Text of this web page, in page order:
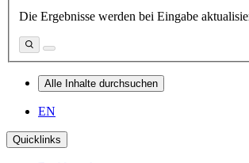
Die Ergebnisse werden bei Eingabe
Alle Inhalte durchsuchen
EN
Quicklinks